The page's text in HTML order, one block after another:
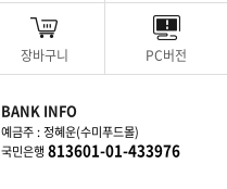
장바구니 PC버전
BANK INFO
예금주 : 정혜운(수미푸드몰)
국민은행 813601-01-433976